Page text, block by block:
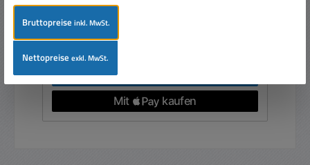
Preise inkl. MwSt. zzgl. Versandkosten
Bruttopreiseinkl. MwSt.
Nettopreiseexkl. MwSt.